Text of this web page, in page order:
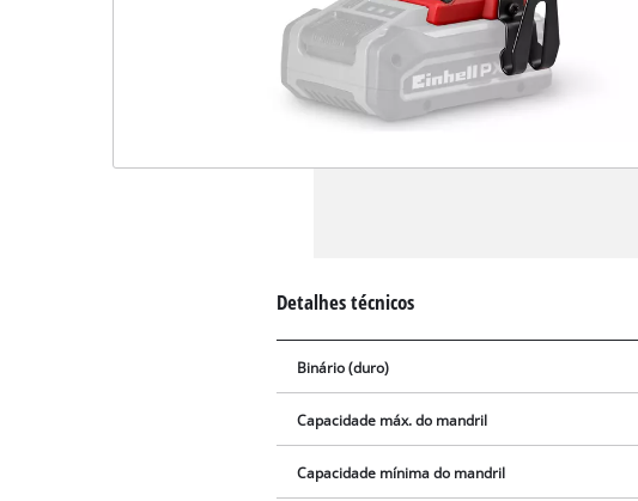
Detalhes técnicos
Binário (duro)
Capacidade máx. do mandril
Capacidade mínima do mandril